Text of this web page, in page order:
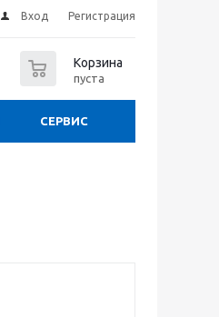
Вход Регистрация
Корзина
пуста
СЕРВИС